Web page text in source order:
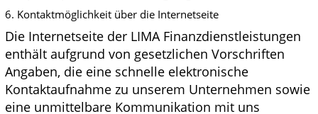
6. Kontaktmöglichkeit über die Internetseite
Die Internetseite der LIMA Finanzdienstleistungen
enthält aufgrund von gesetzlichen Vorschriften
Angaben, die eine schnelle elektronische
Kontaktaufnahme zu unserem Unternehmen sowie
eine unmittelbare Kommunikation mit uns